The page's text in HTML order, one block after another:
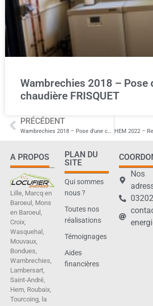
Wambrechies 2018 – Pose
chaudière FRISQUET
PRÉCÉDENT
Wambrechies 2018 – Pose d’une chaudière FRISQUET
A PROPOS
Lille, Marcq en
Baroeul, Mons
en Baroeul,
Croix,
Wasquehal,
Mouvaux,
Bondues,
Wambrechies,
Lambersart,
Saint-André,
Hem, Roubaix,
Tourcoing, la
PLAN DU
SITE
Qui sommes
nous ?
Toutes nos
réalisations
Témoignages
Aides
financières
Nos